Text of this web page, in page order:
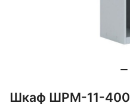
Шкаф ШРМ-11-400